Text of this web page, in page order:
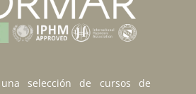
selección de cursos de